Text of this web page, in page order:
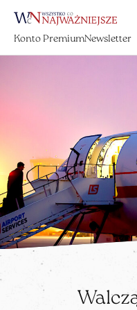
Konto PremiumNewsletter